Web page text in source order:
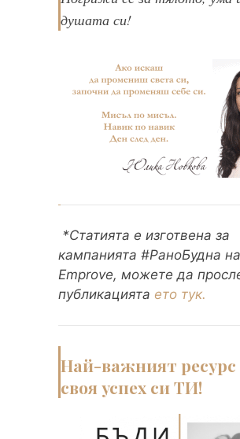
душата си!
*Статията е изготвена за
кампанията #РаноБудна на
Emprove, можете да
публикацията ето тук.
Най-важният ресурс
своя успех си ТИ!